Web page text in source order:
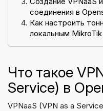
соединения в
Как настроить
локальным MikroTik
Что такое
Service) в
VPNaaS (VPN as a